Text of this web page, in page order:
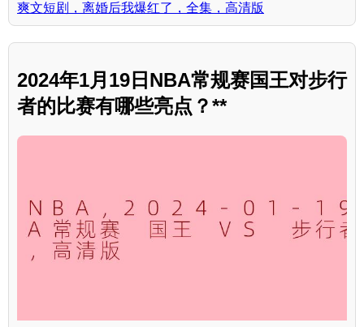
爽文短剧，离婚后我爆红了，全集，高清版
2024年1月19日NBA常规赛国王对步行
者的比赛有哪些亮点？**